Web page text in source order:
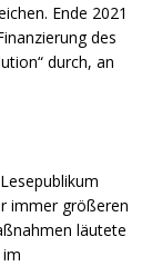
Ende 2021
des
durch, an
immer größeren
läutete